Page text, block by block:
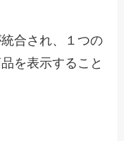
合され、１つの
を表示すること